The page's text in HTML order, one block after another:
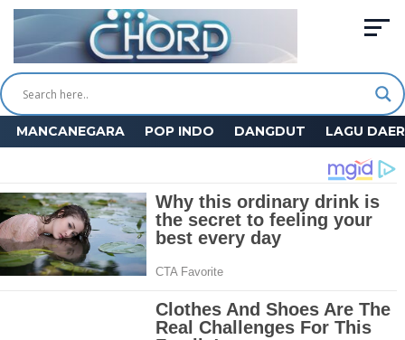
MANCANEGARA POP INDO DANGDUT LAGU